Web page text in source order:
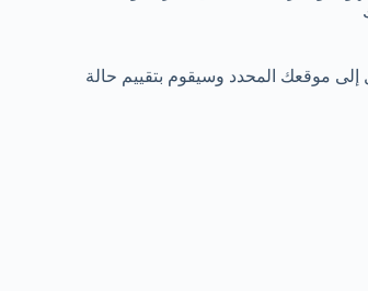
موقعك المحدد وسيقوم بتقييم حالة